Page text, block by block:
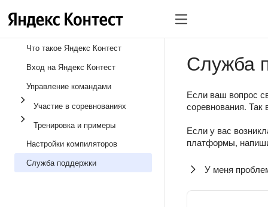
Что такое Яндекс Контест
Вход на Яндекс Контест
Управление командами
Участие в соревнованиях
Тренировка и примеры
Настройки компиляторов
Служба поддержки
Служба
Если ваш вопрос
соревнования. Так
Если у вас
платформы,
У меня